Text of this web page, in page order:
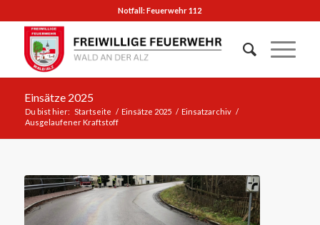
Notfall: Feuerwehr 112
Einsätze 2025
Du bist hier: Startseite / Einsätze 2025 / Einsatzarchiv /
Ausgelaufener Kraftstoff